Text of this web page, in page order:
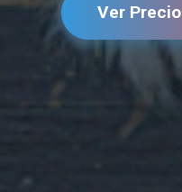
Ver